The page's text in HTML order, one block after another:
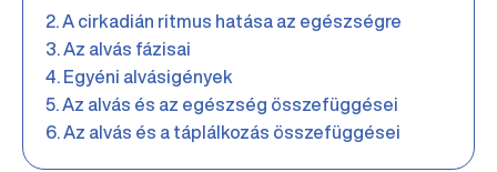
A cirkadián ritmus hatása az egészségre
Az alvás fázisai
Egyéni alvásigények
Az alvás és az egészség összefüggései
Az alvás és a táplálkozás összefüggései